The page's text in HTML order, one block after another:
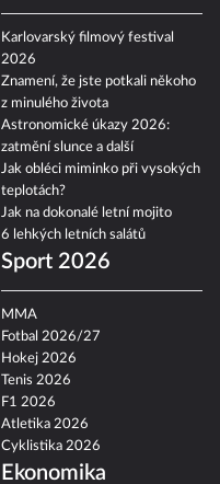
Karlovarský filmový festival
2026
Znamení, že jste potkali někoho
z minulého života
Astronomické úkazy 2026:
zatmění slunce a další
Jak obléci miminko při vysokých
teplotách?
Jak na dokonalé letní mojito
6 lehkých letních salátů
Sport 2026
MMA
Fotbal 2026/27
Hokej 2026
Tenis 2026
F1 2026
Atletika 2026
Cyklistika 2026
Ekonomika